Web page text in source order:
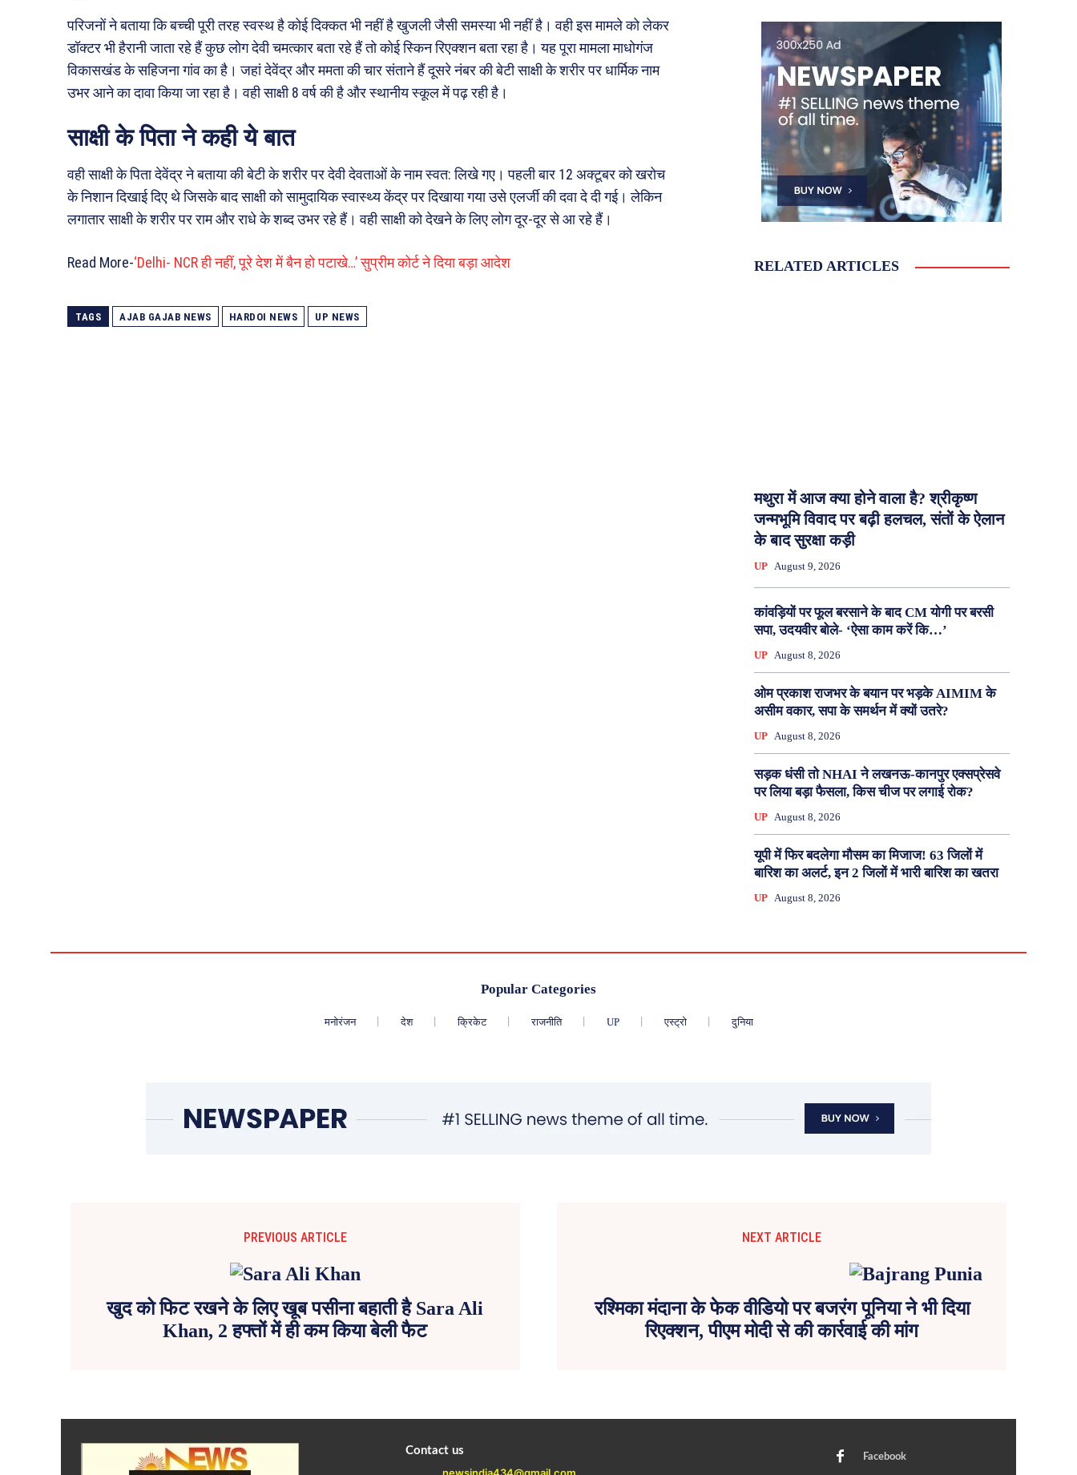
परिजनों ने बताया कि बच्ची पूरी तरह स्वस्थ है कोई दिक्कत भी नहीं है खुजली जैसी समस्या भी नहीं है। वही इस मामले को लेकर
डॉक्टर भी हैरानी जाता रहे हैं कुछ लोग देवी चमत्कार बता रहे हैं तो कोई स्किन रिएक्शन बता रहा है। यह पूरा मामला माधोगंज
विकासखंड के सहिजना गांव का है। जहां देवेंद्र और ममता की चार संताने हैं दूसरे नंबर की बेटी साक्षी के शरीर पर धार्मिक नाम
उभर आने का दावा किया जा रहा है। वही साक्षी 8 वर्ष की है और स्थानीय स्कूल में पढ़ रही है।
साक्षी के पिता ने कही ये बात
वही साक्षी के पिता देवेंद्र ने बताया की बेटी के शरीर पर देवी देवताओं के नाम स्वत: लिखे गए। पहली बार 12 अक्टूबर को खरोच
के निशान दिखाई दिए थे जिसके बाद साक्षी को सामुदायिक स्वास्थ्य केंद्र पर दिखाया गया उसे एलर्जी की दवा दे दी गई। लेकिन
लगातार साक्षी के शरीर पर राम और राधे के शब्द उभर रहे हैं। वही साक्षी को देखने के लिए लोग दूर-दूर से आ रहे हैं।
Read More-‘Delhi- NCR ही नहीं, पूरे देश में बैन हो पटाखे…’ सुप्रीम कोर्ट ने दिया बड़ा आदेश
TAGS AJAB GAJAB NEWS HARDOI NEWS UP NEWS
RELATED ARTICLES
मथुरा में आज क्या होने वाला है? श्रीकृष्ण
जन्मभूमि विवाद पर बढ़ी हलचल, संतों के ऐलान
के बाद सुरक्षा कड़ी
UP August 9, 2026
कांवड़ियों पर फूल बरसाने के बाद CM योगी पर बरसी
सपा, उदयवीर बोले- ‘ऐसा काम करें कि…’
UP August 8, 2026
ओम प्रकाश राजभर के बयान पर भड़के AIMIM के
असीम वकार, सपा के समर्थन में क्यों उतरे?
UP August 8, 2026
सड़क धंसी तो NHAI ने लखनऊ-कानपुर एक्सप्रेसवे
पर लिया बड़ा फैसला, किस चीज पर लगाई रोक?
UP August 8, 2026
यूपी में फिर बदलेगा मौसम का मिजाज! 63 जिलों में
बारिश का अलर्ट, इन 2 जिलों में भारी बारिश का खतरा
UP August 8, 2026
Popular Categories
मनोरंजन देश क्रिकेट राजनीति UP एस्ट्रो दुनिया
PREVIOUS ARTICLE
खुद को फिट रखने के लिए खूब पसीना बहाती है Sara Ali
Khan, 2 हफ्तों में ही कम किया बेली फैट
NEXT ARTICLE
रश्मिका मंदाना के फेक वीडियो पर बजरंग पूनिया ने भी दिया
रिएक्शन, पीएम मोदी से की कार्रवाई की मांग
Contact us Facebook